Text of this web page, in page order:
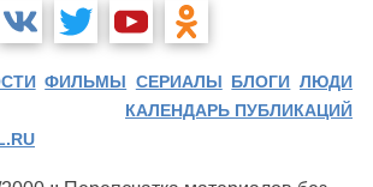
ФИЛЬМЫ СЕРИАЛЫ БЛОГИ ЛЮДИ
КАЛЕНДАРЬ ПУБЛИКАЦИЙ